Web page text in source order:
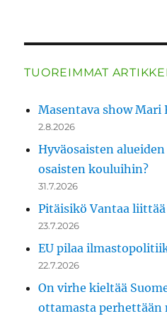
TUOREIMMAT
Masentava show Mari
2.8.2026
Hyväosaisten
osaisten kouluihin?
31.7.2026
Pitäisikö Vantaa
23.7.2026
EU pilaa
22.7.2026
On virhe kieltää
ottamasta perhettään